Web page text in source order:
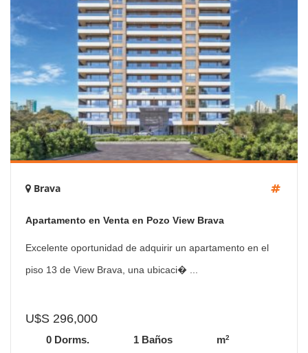
Brava
Apartamento en Venta en Pozo View Brava
Excelente oportunidad de adquirir un apartamento en el
piso 13 de View Brava, una ubicaci� ...
U$S 296,000
0 Dorms. 1 Baños m2